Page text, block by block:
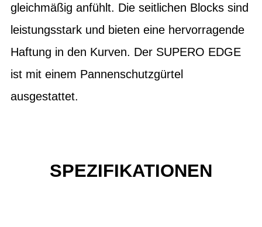
gleichmäßig anfühlt. Die seitlichen Blocks sind
leistungsstark und bieten eine hervorragende
Haftung in den Kurven. Der SUPERO EDGE
ist mit einem Pannenschutzgürtel
ausgestattet.
SPEZIFIKATIONEN